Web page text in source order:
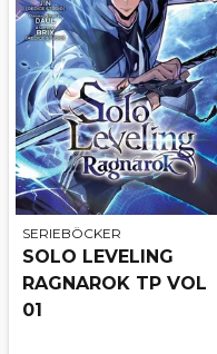
SERIEBÖCKER
SOLO LEVELING
RAGNAROK TP VOL
01